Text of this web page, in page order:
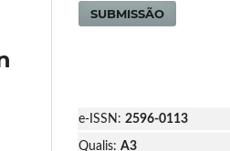
SUBMISSÃO
e-ISSN: 2596-0113
Qualis: A3